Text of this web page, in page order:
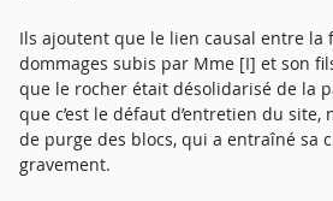
Ils ajoutent que le lien causal entre la
dommages subis par Mme [I] et son
que le rocher était désolidarisé de la
que c’est le défaut d’entretien du site,
de purge des blocs, qui a entraîné sa
gravement.